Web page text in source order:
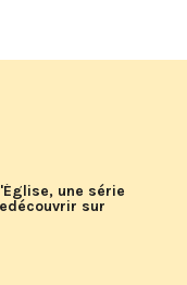
une série
sur